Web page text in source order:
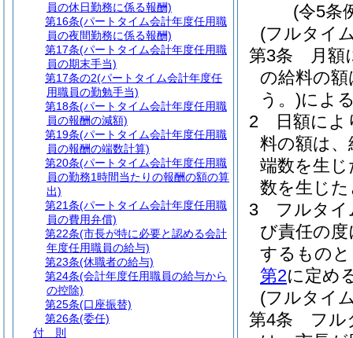
(令5条
(フルタイ
第3条
月額
の給料の額
う。)によ
2
日額に
料の額は
端数を生
数を生じ
3
フルタイ
び責任の
するもの
第2に定め
(フルタイ
第4条
フル
員の休日勤務に係る報酬)
第16条(パートタイム会計年度任用職
員の夜間勤務に係る報酬)
第17条(パートタイム会計年度任用職
員の期末手当)
第17条の2(パートタイム会計年度任
用職員の勤勉手当)
第18条(パートタイム会計年度任用職
員の報酬の減額)
第19条(パートタイム会計年度任用職
員の報酬の端数計算)
第20条(パートタイム会計年度任用職
員の勤務1時間当たりの報酬の額の算
出)
第21条(パートタイム会計年度任用職
員の費用弁償)
第22条(市長が特に必要と認める会計
年度任用職員の給与)
第23条(休職者の給与)
第24条(会計年度任用職員の給与から
の控除)
第25条(口座振替)
第26条(委任)
付 則